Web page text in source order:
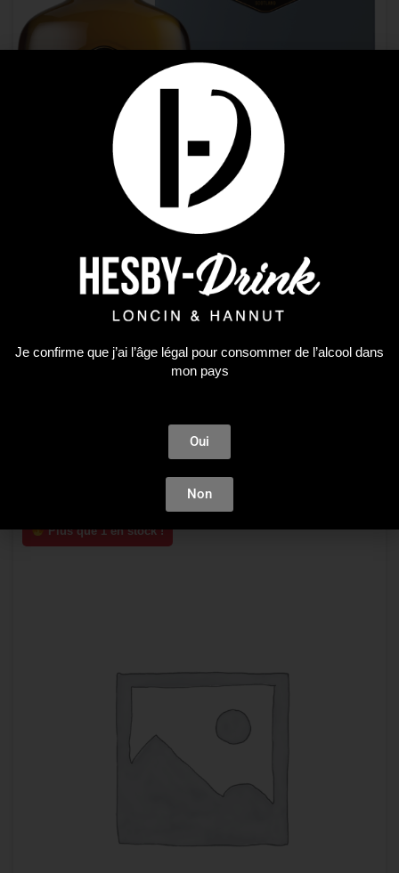
BALBLAIR 15Y 0.70
AJOUTER AU PANIER
Plus que 1 en stock !
Je confirme que j’ai l’âge légal pour consommer de l’alcool dans
mon pays
Oui
Non